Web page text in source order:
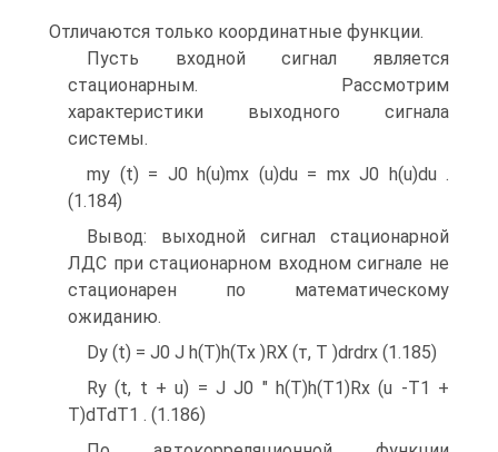
Отличаются только координатные функции.
Пусть входной сигнал является
стационарным. Рассмотрим
характеристики выходного сигнала
системы.
my (t) = J0 h(u)mx (u)du = mx J0 h(u)du .
(1.184)
Вывод: выходной сигнал стационарной
ЛДС при стационарном входном сигнале не
стационарен по математическому
ожиданию.
Dy (t) = J0 J h(T)h(Tx )RX (т, T )drdrx (1.185)
Ry (t, t + u) = J J0 " h(T)h(T1)Rx (u -T1 +
T)dTdT1 . (1.186)